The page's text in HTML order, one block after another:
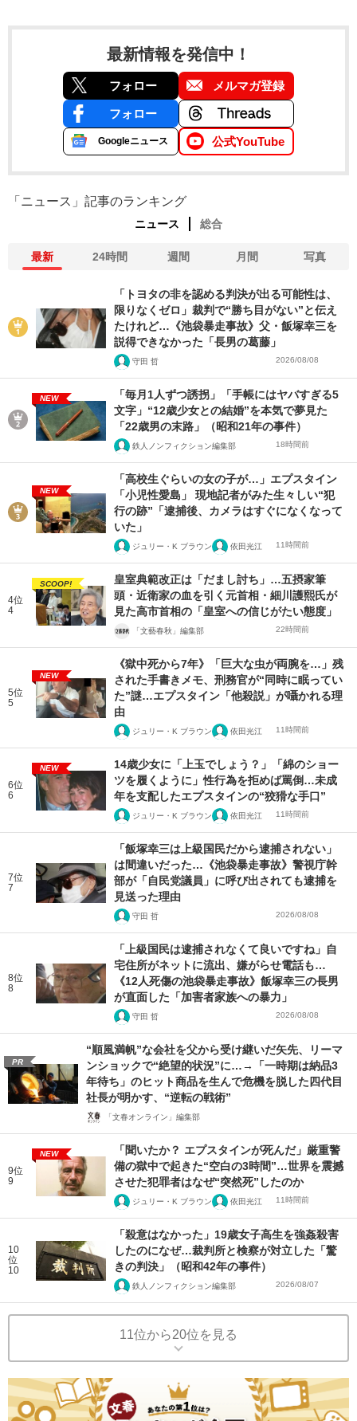
最新情報を発信中！
フォロー メルマガ登録
フォロー
Googleニュース 公式YouTube
「ニュース」記事のランキング
ニュース 総合
最新 24時間 週間 月間 写真
「トヨタの非を認める判決が出る可能性は、
限りなくゼロ」裁判で“勝ち目がない”と伝え
たけれど…《池袋暴走事故》父・飯塚幸三を
説得できなかった「長男の葛藤」
守田 哲 2026/08/08
NEW
「毎月1人ずつ誘拐」「手帳にはヤバすぎる5
文字」“12歳少女との結婚”を本気で夢見た
「22歳男の末路」（昭和21年の事件）
鉄人ノンフィクション編集部 18時間前
NEW
「高校生ぐらいの女の子が…」エプスタイン
「小児性愛島」 現地記者がみた生々しい“犯
行の跡”「逮捕後、カメラはすぐになくなって
いた」
ジュリー・K ブラウン 依田光江 11時間前
4位
4
SCOOP!
皇室典範改正は「だまし討ち」…五摂家筆
頭・近衛家の血を引く元首相・細川護熙氏が
見た高市首相の「皇室への信じがたい態度」
「文藝春秋」編集部 22時間前
5位
5
NEW
《獄中死から7年》「巨大な虫が両腕を…」残
された手書きメモ、刑務官が“同時に眠ってい
た”謎…エプスタイン「他殺説」が囁かれる理
由
ジュリー・K ブラウン 依田光江 11時間前
6位
6
NEW
14歳少女に「上玉でしょう？」「綿のショー
ツを履くように」性行為を拒めば罵倒…未成
年を支配したエプスタインの“狡猾な手口”
ジュリー・K ブラウン 依田光江 11時間前
7位
7
「飯塚幸三は上級国民だから逮捕されない」
は間違いだった…《池袋暴走事故》警視庁幹
部が「自民党議員」に呼び出されても逮捕を
見送った理由
守田 哲 2026/08/08
8位
8
「上級国民は逮捕されなくて良いですね」自
宅住所がネットに流出、嫌がらせ電話も…
《12人死傷の池袋暴走事故》飯塚幸三の長男
が直面した「加害者家族への暴力」
守田 哲 2026/08/08
PR
“順風満帆”な会社を父から受け継いだ矢先、リーマ
ンショックで“絶望的状況”に…→「一時期は納品3
年待ち」のヒット商品を生んで危機を脱した四代目
社長が明かす、“逆転の戦術”
「文春オンライン」編集部
9位
9
NEW
「聞いたか？ エプスタインが死んだ」厳重警
備の獄中で起きた“空白の3時間”…世界を震撼
させた犯罪者はなぜ“突然死”したのか
ジュリー・K ブラウン 依田光江 11時間前
10
位
10
「殺意はなかった」19歳女子高生を強姦殺害
したのになぜ…裁判所と検察が対立した「驚
きの判決」（昭和42年の事件）
鉄人ノンフィクション編集部 2026/08/07
11位から20位を見る